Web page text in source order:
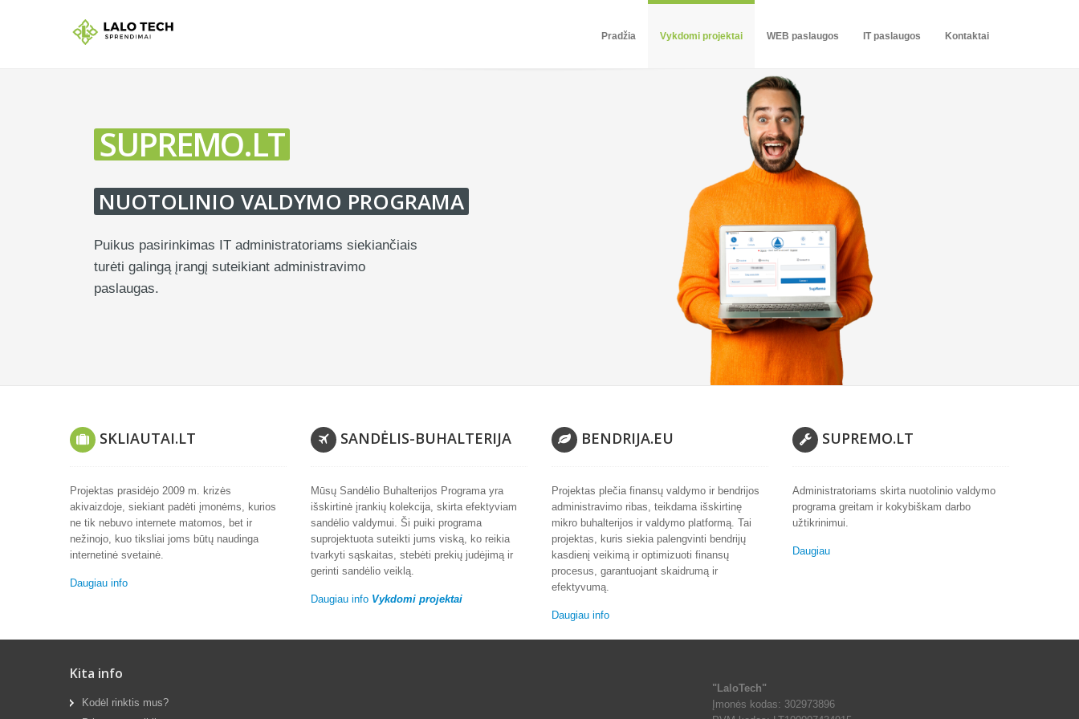
Pradžia Vykdomi projektai WEB paslaugos IT paslaugos Kontaktai
SUPREMO.LT
NUOTOLINIO VALDYMO PROGRAMA
Puikus pasirinkimas IT administratoriams siekiančiais
turėti galingą įrangį suteikiant administravimo
paslaugas.
SKLIAUTAI.LT
Projektas prasidėjo 2009 m. krizės
akivaizdoje, siekiant padėti įmonėms, kurios
ne tik nebuvo internete matomos, bet ir
nežinojo, kuo tiksliai joms būtų naudinga
internetinė svetainė.
Daugiau info
SANDĖLIS-BUHALTERIJA
Mūsų Sandėlio Buhalterijos Programa yra
išskirtinė įrankių kolekcija, skirta efektyviam
sandėlio valdymui. Ši puiki programa
suprojektuota suteikti jums viską, ko reikia
tvarkyti sąskaitas, stebėti prekių judėjimą ir
gerinti sandėlio veiklą.
Daugiau info Vykdomi projektai
BENDRIJA.EU
Projektas plečia finansų valdymo ir bendrijos
administravimo ribas, teikdama išskirtinę
mikro buhalterijos ir valdymo platformą. Tai
projektas, kuris siekia palengvinti bendrijų
kasdienį veikimą ir optimizuoti finansų
procesus, garantuojant skaidrumą ir
efektyvumą.
Daugiau info
SUPREMO.LT
Administratoriams skirta nuotolinio valdymo
programa greitam ir kokybiškam darbo
užtikrinimui.
Daugiau
Kita info
Kodėl rinktis mus?
"LaloTech"
Įmonės kodas: 302973896